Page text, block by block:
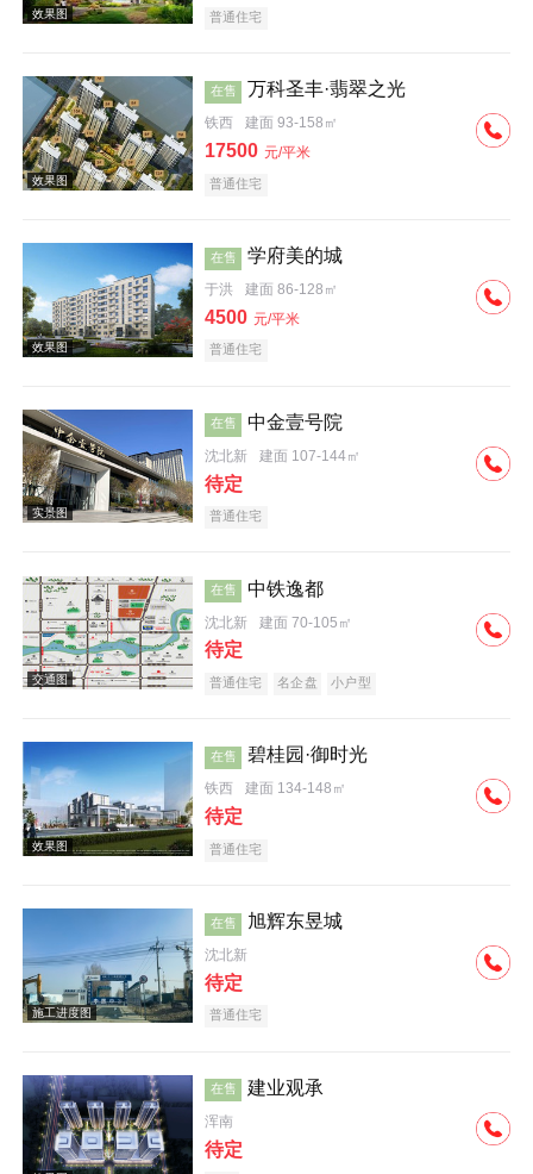
效果图
普通住宅
效果图
在售 万科圣丰·翡翠之光
铁西 建面 93-158㎡
17500 元/平米
普通住宅
在售 学府美的城
于洪 建面 86-128㎡
4500 元/平米
普通住宅
实景图
在售 中金壹号院
沈北新 建面 107-144㎡
待定
普通住宅
在售 中铁逸都
沈北新 建面 70-105㎡
待定
普通住宅 名企盘 小户型
在售 碧桂园·御时光
铁西 建面 134-148㎡
待定
普通住宅
在售 旭辉东昱城
沈北新
待定
普通住宅
在售 建业观承
浑南
待定